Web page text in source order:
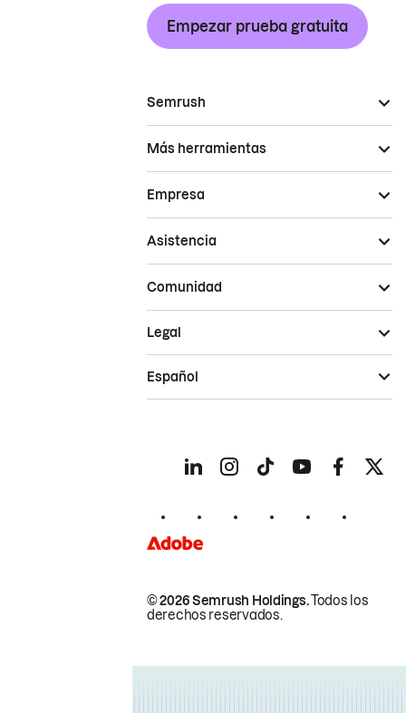
Empezar prueba gratuita
Semrush
Más herramientas
Empresa
Asistencia
Comunidad
© 2026 Semrush Holdings.Todos los
derechos reservados.
Legal
Español